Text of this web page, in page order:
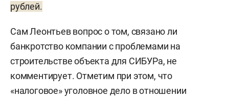
рублей.
Сам Леонтьев вопрос о том, связано ли
банкротство компании с проблемами на
строительстве объекта для СИБУРа, не
комментирует. Отметим при этом, что
«налоговое» уголовное дело в отношении